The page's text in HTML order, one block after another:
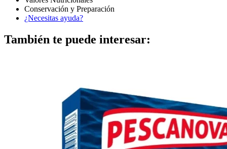
Conservación y Preparación
¿Necesitas ayuda?
También te puede interesar: